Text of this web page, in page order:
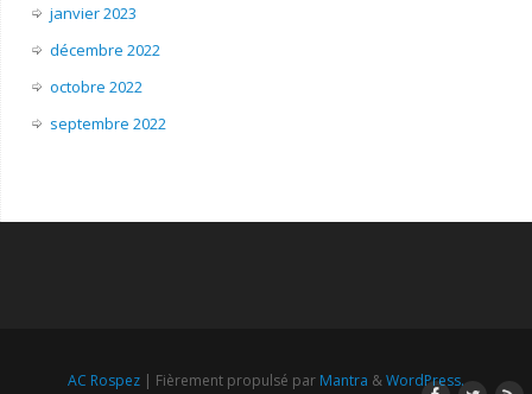
janvier 2023
décembre 2022
octobre 2022
septembre 2022
AC Rospez | Fièrement propulsé par Mantra &WordPress.